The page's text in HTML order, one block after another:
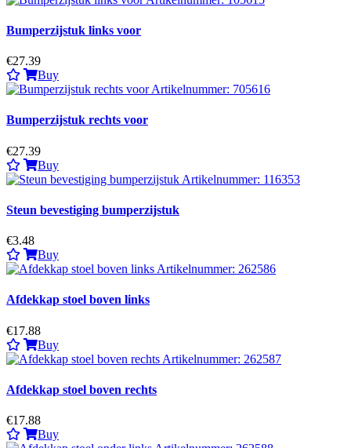
Bumperzijstuk links voor
€27.39
Buy
Bumperzijstuk rechts voor
€27.39
Buy
Steun bevestiging bumperzijstuk
€3.48
Buy
Afdekkap stoel boven links
€17.88
Buy
Afdekkap stoel boven rechts
€17.88
Buy